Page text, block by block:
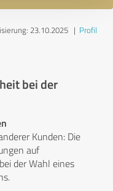
23.10.2025| Profil
bei der
Kunden: Die
auf
der Wahl eines